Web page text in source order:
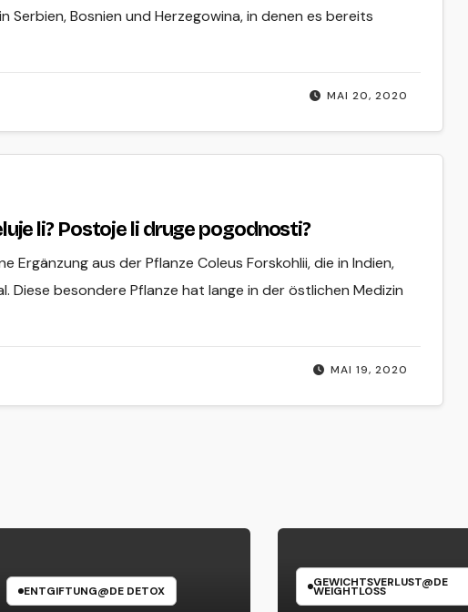
MAI 20, 2020
Bosnien und Herzegowina, in denen es bereits
li? Postoje li druge pogodnosti?
MAI 19, 2020
Ergänzung aus der Pflanze Coleus Forskohlii, die in Indien,
Diese besondere Pflanze hat lange in der östlichen Medizin
ENTGIFTUNG@DE DETOX
GEWICHTSVERLUST@DE
WEIGHTLOSS